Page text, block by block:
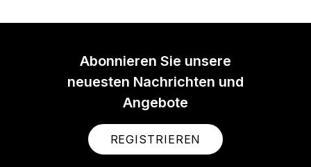
Abonnieren Sie unsere
neuesten Nachrichten und
Angebote
REGISTRIEREN